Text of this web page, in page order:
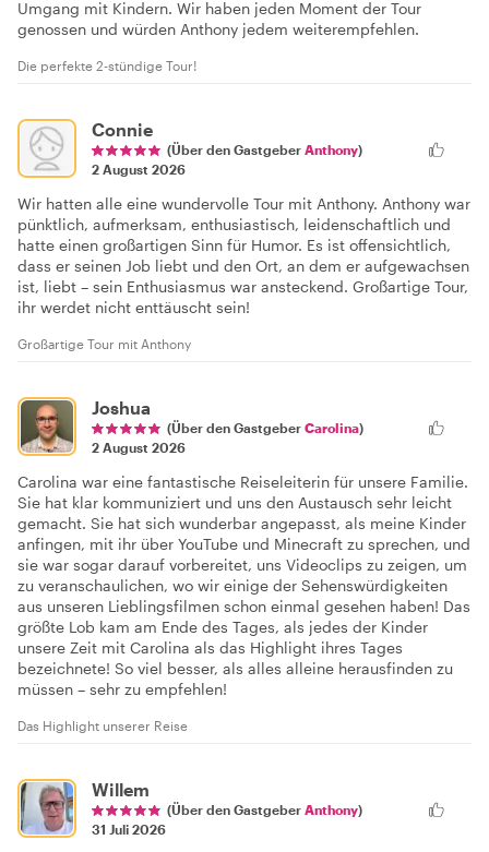
Umgang mit Kindern. Wir haben jeden Moment der Tour
genossen und würden Anthony jedem weiterempfehlen.
Die perfekte 2-stündige Tour!
Connie
(Über den Gastgeber Anthony)
2 August 2026
Wir hatten alle eine wundervolle Tour mit Anthony. Anthony war
pünktlich, aufmerksam, enthusiastisch, leidenschaftlich und
hatte einen großartigen Sinn für Humor. Es ist offensichtlich,
dass er seinen Job liebt und den Ort, an dem er aufgewachsen
ist, liebt – sein Enthusiasmus war ansteckend. Großartige Tour,
ihr werdet nicht enttäuscht sein!
Großartige Tour mit Anthony
Joshua
(Über den Gastgeber Carolina)
2 August 2026
Carolina war eine fantastische Reiseleiterin für unsere Familie.
Sie hat klar kommuniziert und uns den Austausch sehr leicht
gemacht. Sie hat sich wunderbar angepasst, als meine Kinder
anfingen, mit ihr über YouTube und Minecraft zu sprechen, und
sie war sogar darauf vorbereitet, uns Videoclips zu zeigen, um
zu veranschaulichen, wo wir einige der Sehenswürdigkeiten
aus unseren Lieblingsfilmen schon einmal gesehen haben! Das
größte Lob kam am Ende des Tages, als jedes der Kinder
unsere Zeit mit Carolina als das Highlight ihres Tages
bezeichnete! So viel besser, als alles alleine herausfinden zu
müssen – sehr zu empfehlen!
Das Highlight unserer Reise
Willem
(Über den Gastgeber Anthony)
31 Juli 2026